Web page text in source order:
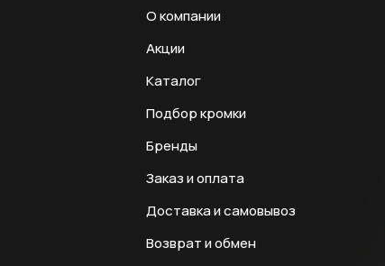
О компании
Акции
Каталог
Подбор кромки
Бренды
Заказ и оплата
Доставка и самовывоз
Возврат и обмен